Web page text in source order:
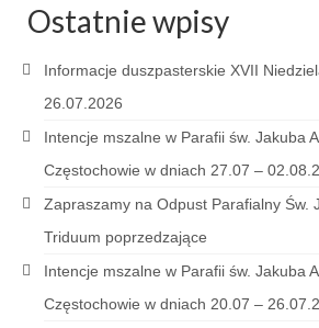
Wielki Czwartek 02.04.2026
Wielka Sobota 04.04.2026
Godzina Miłosierdzia
Pożegnanie Ks. Mateusza
Zakończenie Oktawy
26.06.2025
Ostatnie wpisy
Informacje duszpasterskie XVII
26.07.2026
Intencje mszalne w Parafii św. Jakuba
Częstochowie w dniach 27.07 –
Zapraszamy na Odpust Parafialny Św.
Triduum poprzedzające
Intencje mszalne w Parafii św. Jakuba
Częstochowie w dniach 20.07 –